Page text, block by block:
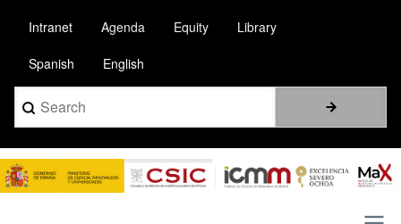
contenido
principal
Intranet Agenda Equity Library
Spanish English
Search
Image